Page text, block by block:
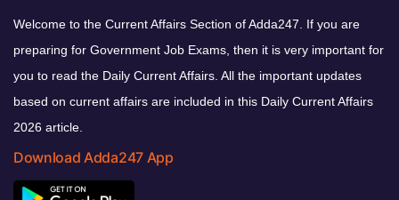
Welcome to the Current Affairs Section of Adda247. If you are
preparing for Government Job Exams, then it is very important for
you to read the Daily Current Affairs. All the important updates
based on current affairs are included in this Daily Current Affairs
2026 article.
Download Adda247 App